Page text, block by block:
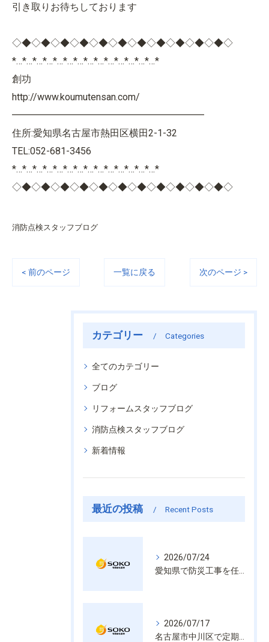
引き取りお待ちしております
◇◆◇◆◇◆◇◆◇◆◇◆◇◆◇◆◇◆◇◆◇◆◇
*…*…*…*…*…*…*…*…*…*…*…*…*…*…*
創功
http://www.koumutensan.com/
━━━━━━━━━━━━━━━━━━━━
住所:愛知県名古屋市熱田区横田2-1-32
TEL:052-681-3456
*…*…*…*…*…*…*…*…*…*…*…*…*…*…*
◇◆◇◆◇◆◇◆◇◆◇◆◇◆◇◆◇◆◇◆◇◆◇
消防点検スタッフブログ
< 前のページ 一覧に戻る 次のページ >
カテゴリー Categories
全てのカテゴリー
ブログ
リフォームスタッフブログ
消防点検スタッフブログ
新着情報
最近の投稿 Recent Posts
2026/07/24
2026/07/17